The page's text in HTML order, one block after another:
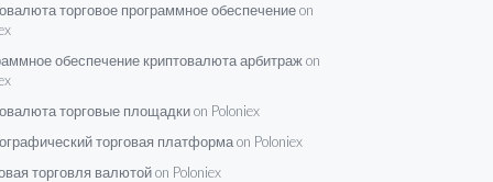
торговое программное обеспечение on
обеспечение криптовалюта арбитраж on
торговые площадки on Poloniex
торговая платформа on Poloniex
торговля валютой on Poloniex